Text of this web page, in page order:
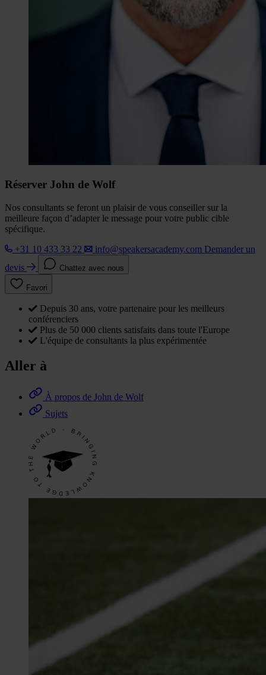
Réserver John de Wolf
Nos consultants se feront un plaisir de vous conseiller sur la
meilleure façon d’adapter le message pour votre public cible
spécifique.
+31 10 433 33 22
info@speakersacademy.com Demander un
devis
Chattez avec nous
Favori
Depuis 30 ans, votre partenaire pour les meilleurs
conférenciers
Plus de 50 000 clients satisfaits dans toute l'Europe
L'équipe de consultants la plus expérimentée
Aller à
À propos de John de Wolf
Sujets